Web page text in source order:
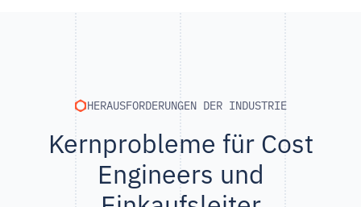
HERAUSFORDERUNGEN DER INDUSTRIE
Kernprobleme für Cost
Engineers und